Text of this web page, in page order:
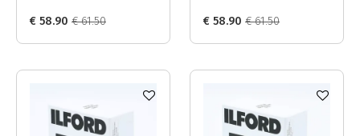
€ 58.90 € 61.50 € 58.90 € 61.50